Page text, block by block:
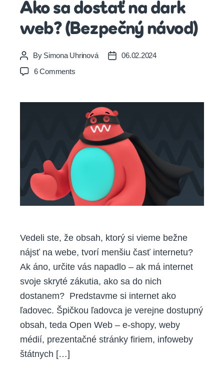
Ako sa dostať na dark
web? (Bezpečný návod)
Post
author
By Simona Uhrinová
Post06.02.2024
6 Commentson
dostať
dark
web?
(Bezpečný
návod)
Vedeli ste, že obsah, ktorý si vieme bežne
nájsť na webe, tvorí menšiu časť internetu?
Ak áno, určite vás napadlo – ak má internet
svoje skryté zákutia, ako sa do nich
dostanem? Predstavme si internet ako
ľadovec. Špičkou ľadovca je verejne dostupný
obsah, teda Open Web – e-shopy, weby
médií, prezentačné stránky firiem, infoweby
štátnych […]